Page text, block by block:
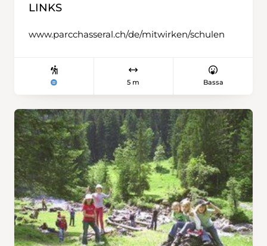
LINKS
www.parcchasseral.ch/de/mitwirken/schulen
5 m Bassa